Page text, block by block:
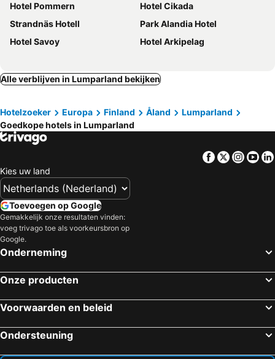
Hotel Pommern
Hotel Cikada
Strandnäs Hotell
Park Alandia Hotel
Hotel Savoy
Hotel Arkipelag
Alle verblijven in Lumparland bekijken
Hotelzoeker Europa Finland Åland
Lumparland
Goedkope hotels in Lumparland
Facebook
Twitter
Kies uw land
Toevoegen op Google
Gemakkelijk onze resultaten vinden:
voeg trivago toe als voorkeursbron op
Google.
Onderneming
Onze producten
Voorwaarden en beleid
Ondersteuning